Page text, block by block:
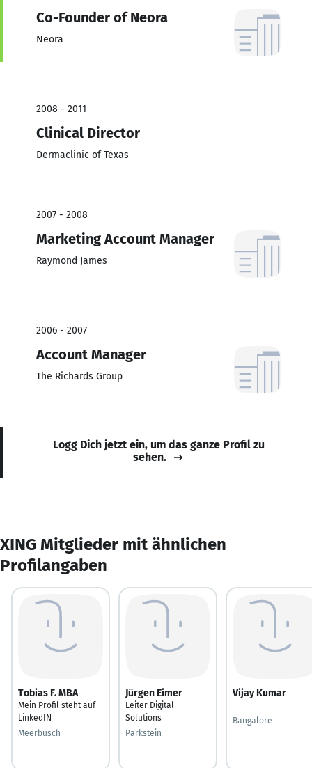
Co-Founder of Neora
Neora
2008 - 2011
Clinical Director
Dermaclinic of Texas
2007 - 2008
Marketing Account Manager
Raymond James
2006 - 2007
Account Manager
The Richards Group
Logg Dich jetzt ein, um das ganze Profil zu
sehen.
XING Mitglieder mit ähnlichen
Profilangaben
Tobias F. MBA
Mein Profil steht auf
LinkedIN
Meerbusch
Jürgen Eimer
Leiter Digital
Solutions
Parkstein
Vijay Kumar
---
Bangalore